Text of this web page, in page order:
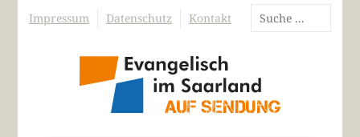
Impressum Datenschutz Kontakt